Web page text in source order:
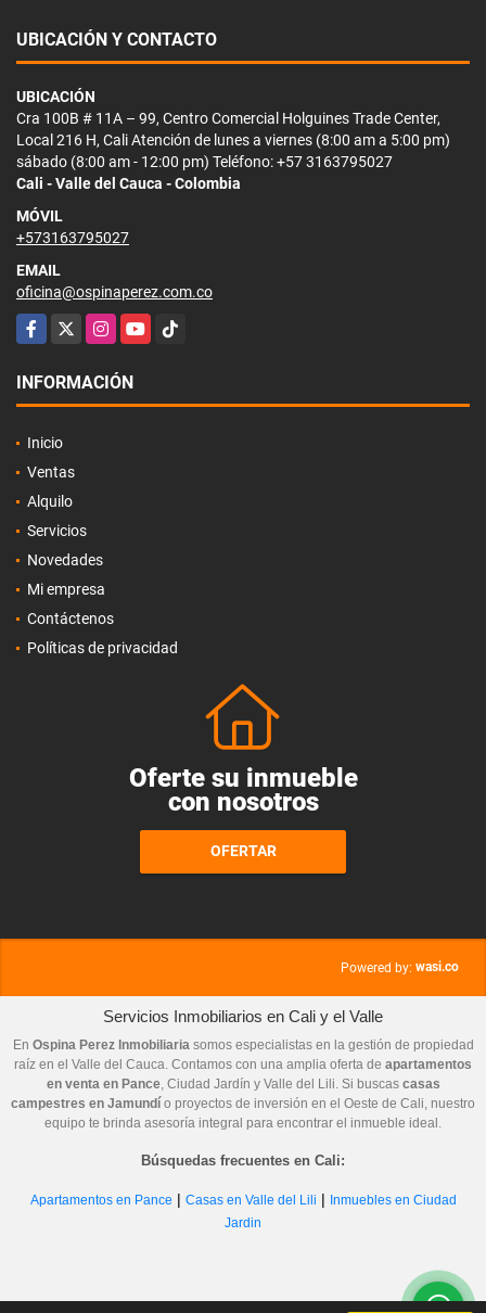
UBICACIÓN Y CONTACTO
UBICACIÓN
Cra 100B # 11A – 99, Centro Comercial Holguines Trade Center,
Local 216 H, Cali Atención de lunes a viernes (8:00 am a 5:00 pm)
sábado (8:00 am - 12:00 pm) Teléfono: +57 3163795027
Cali - Valle del Cauca - Colombia
MÓVIL
+573163795027
EMAIL
oficina@ospinaperez.com.co
Facebook
X InstagramYouTubeTikTok
INFORMACIÓN
Inicio
Ventas
Alquilo
Servicios
Novedades
Mi empresa
Contáctenos
Políticas de privacidad
Oferte su inmueble
con nosotros
OFERTAR
Powered by: wasi.co
Servicios Inmobiliarios en Cali y el Valle
En Ospina Perez Inmobiliariasomos especialistas en la gestión de propiedad
raíz en el Valle del Cauca. Contamos con una amplia oferta de apartamentos
en venta en Pance, Ciudad Jardín y Valle del Lili. Si buscas casas
campestres en Jamundí o proyectos de inversión en el Oeste de Cali, nuestro
equipo te brinda asesoría integral para encontrar el inmueble ideal.
Búsquedas frecuentes en Cali:
Apartamentos en Pance | Casas en Valle del Lili | Inmuebles en Ciudad
Jardin